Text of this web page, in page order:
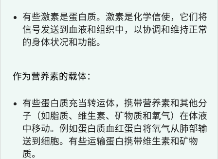
有些激素是蛋白质。激素是化学信使，它们将
信号发送到血液和组织中，以协调和维持正常
的身体状况和功能。
作为营养素的载体：
有些蛋白质充当转运体，携带营养素和其他分
子（如脂质、维生素、矿物质和氧气）在体液
中移动。例如蛋白质血红蛋白将氧气从肺部输
送到细胞。有些运输蛋白携带维生素和矿物
质。